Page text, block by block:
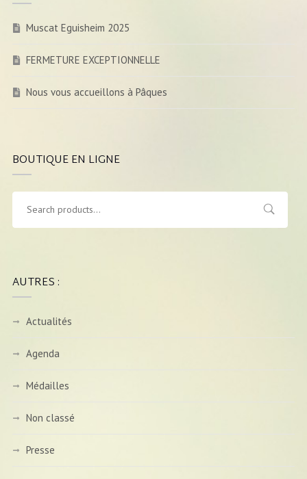
Muscat Eguisheim 2025
FERMETURE EXCEPTIONNELLE
Nous vous accueillons à Pâques
BOUTIQUE EN LIGNE
AUTRES :
Actualités
Agenda
Médailles
Non classé
Presse